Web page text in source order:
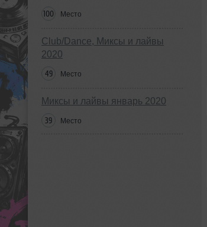
100 Место
Club/Dance, Миксы и лайвы
2020
49 Место
Миксы и лайвы январь 2020
39 Место